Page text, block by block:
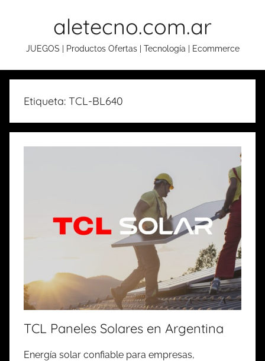
aletecno.com.ar
JUEGOS | Productos Ofertas | Tecnología | Ecommerce
Etiqueta: TCL-BL640
TCL Paneles Solares en Argentina
Energía solar confiable para empresas,